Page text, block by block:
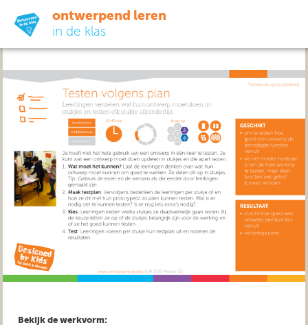
ontwerpend leren
in de klas
ready-to-go
do-it-yourself
didactiek
uit de praktijk
over ons
Bekijk de werkvorm: